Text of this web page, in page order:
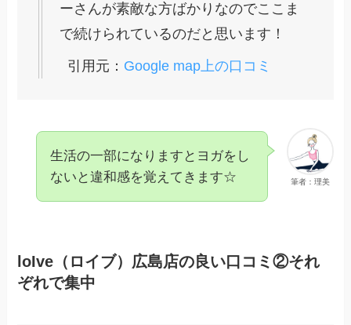
ーさんが素敵な方ばかりなのでここま
で続けられているのだと思います！
引用元： Google map上の口コミ
筆者：理美
生活の一部になりますとヨガをし
ないと違和感を覚えてきます☆
loIve（ロイブ）広島店の良い口コミ②それ
ぞれで集中